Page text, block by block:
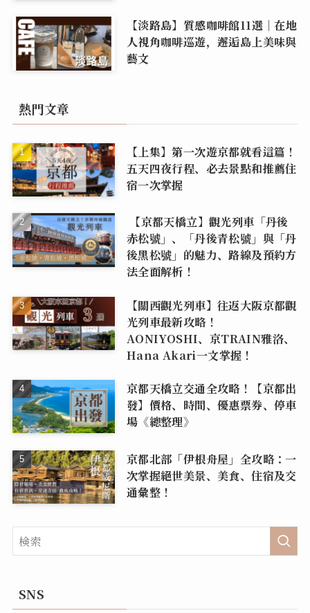
【淡路島】質感咖啡館11選｜在地
人視角咖啡巡遊，邂逅島上美味與
藝文
熱門文章
【上集】第一次遊京都就看這篇！
五天四夜行程、必去景點和推薦住
宿一次掌握
【京都天橋立】觀光列車「丹後
赤松號」、「丹後青松號」與「丹
後黑松號」的魅力、路線及預約方
法全面解析！
【關西觀光列車】往返大阪京都觀
光列車最新攻略！
AONIYOSHI、京TRAIN雅洛、
Hana Akari一文掌握！
京都天橋立交通全攻略！【京都出
發】價格、時間、優惠票券、停車
場《總整理》
京都北部「伊根舟屋」全攻略：一
次掌握絕世美景、美食、住宿及交
通彙整！
SNS